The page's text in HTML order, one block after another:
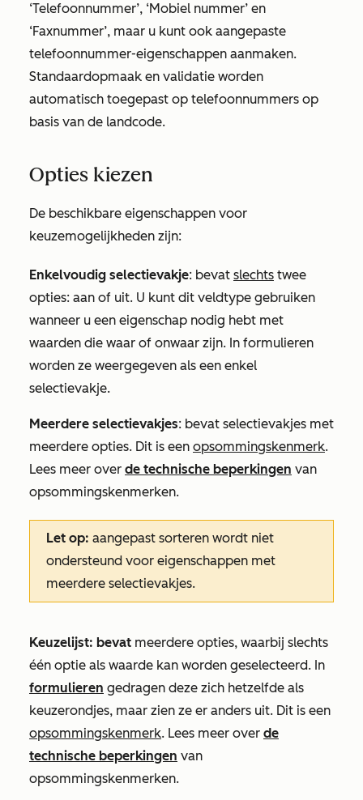
‘Telefoonnummer’, ‘Mobiel nummer’ en
‘Faxnummer’, maar u kunt ook aangepaste
telefoonnummer-eigenschappen aanmaken.
Standaardopmaak en validatie worden
automatisch toegepast op telefoonnummers op
basis van de landcode.
Opties kiezen
De beschikbare eigenschappen voor
keuzemogelijkheden zijn:
Enkelvoudig selectievakje: bevat slechts twee
opties: aan of uit. U kunt dit veldtype gebruiken
wanneer u een eigenschap nodig hebt met
waarden die waar of onwaar zijn. In formulieren
worden ze weergegeven als een enkel
selectievakje.
Meerdere selectievakjes: bevat selectievakjes met
meerdere opties. Dit is een opsommingskenmerk.
Lees meer over de technische beperkingen van
opsommingskenmerken.
Let op: aangepast sorteren wordt niet
ondersteund voor eigenschappen met
meerdere selectievakjes.
Keuzelijst: bevat meerdere opties, waarbij slechts
één optie als waarde kan worden geselecteerd. In
formulieren gedragen deze zich hetzelfde als
keuzerondjes, maar zien ze er anders uit. Dit is een
opsommingskenmerk. Lees meer over de
technische beperkingen van
opsommingskenmerken.